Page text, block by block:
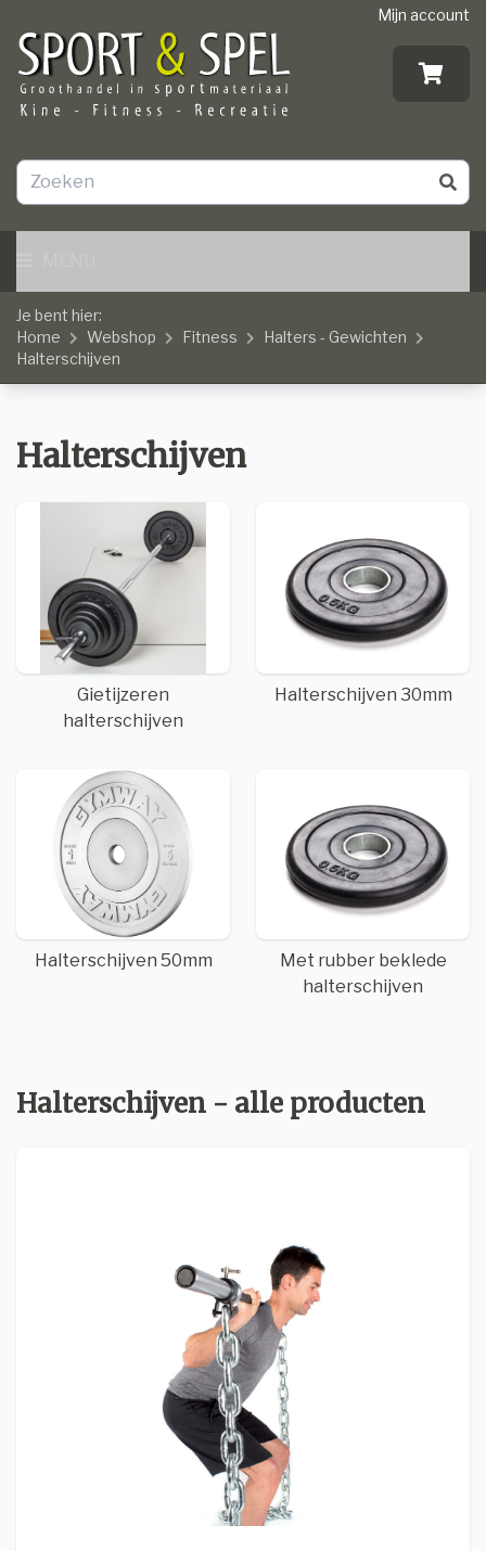
Mijn account
Je bent hier:
Home
Webshop Fitness
Halters - Gewichten
Halterschijven
Halterschijven
Gietijzeren
halterschijven
Halterschijven 30mm
Halterschijven 50mm
Met rubber beklede
halterschijven
Halterschijven - alle producten